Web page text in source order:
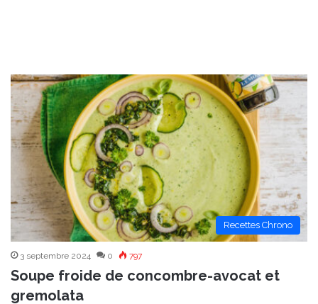
Recettes Chrono
3 septembre 2024 0 797
Soupe froide de concombre-avocat et
gremolata